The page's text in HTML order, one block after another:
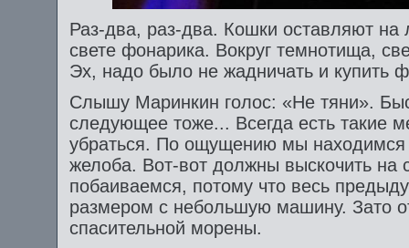
Раз-два, раз-два. Кошки оставляют
свете фонарика. Вокруг темнотища,
Эх, надо было не жадничать и купить
Слышу Маринкин голос: «Не тяни».
следующее тоже... Всегда есть такие
убраться. По ощущению мы находимся
желоба. Вот-вот должны выскочить на
побаиваемся, потому что весь
размером с небольшую машину. Зато
спасительной морены.